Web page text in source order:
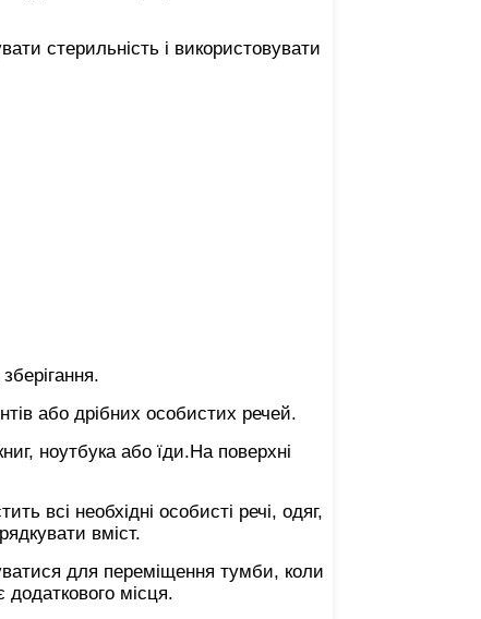
стерильність і використовувати
або дрібних особистих речей.
ноутбука або їди.На поверхні
всі необхідні особисті речі, одяг,
вміст.
для переміщення тумби, коли
додаткового місця.